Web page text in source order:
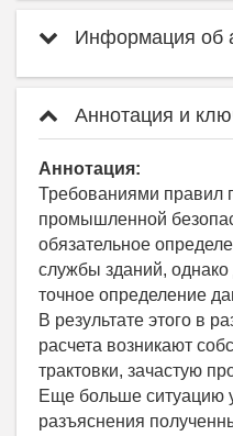
Информация об
Аннотация и
Аннотация:
Требованиями правил
промышленной
обязательное
службы зданий,
точное определение
В результате этого в
расчета возникают
трактовки, зачастую
Еще больше ситуацию
разъяснения